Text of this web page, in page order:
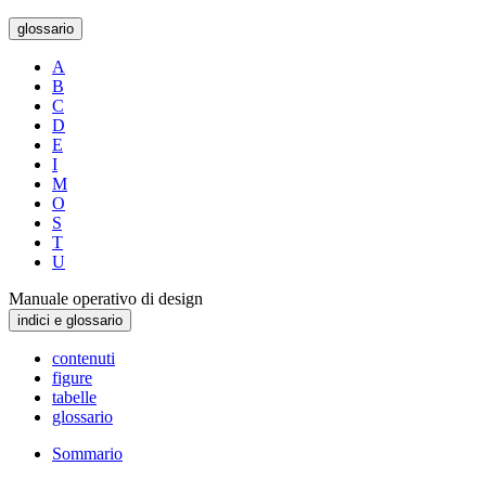
glossario
A
B
C
D
E
I
M
O
S
T
U
Manuale operativo di design
indici e glossario
contenuti
figure
tabelle
glossario
Sommario